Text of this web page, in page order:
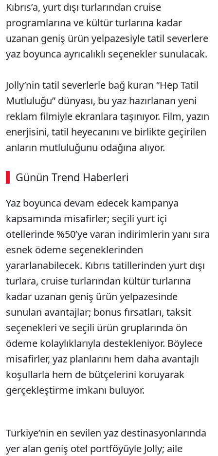
Kıbrıs’a, yurt dışı turlarından cruise
programlarına ve kültür turlarına kadar
uzanan geniş ürün yelpazesiyle tatil severlere
yaz boyunca ayrıcalıklı seçenekler sunulacak.
Jolly’nin tatil severlerle bağ kuran “Hep Tatil
Mutluluğu” dünyası, bu yaz hazırlanan yeni
reklam filmiyle ekranlara taşınıyor. Film, yazın
enerjisini, tatil heyecanını ve birlikte geçirilen
anların mutluluğunu odağına alıyor.
Günün Trend Haberleri
00:02 / 08:15
Yaz boyunca devam edecek kampanya
kapsamında misafirler; seçili yurt içi
otellerinde %50’ye varan indirimlerin yanı sıra
esnek ödeme seçeneklerinden
yararlanabilecek. Kıbrıs tatillerinden yurt dışı
turlara, cruise turlarından kültür turlarına
kadar uzanan geniş ürün yelpazesinde
sunulan avantajlar; bonus fırsatları, taksit
seçenekleri ve seçili ürün gruplarında ön
ödeme kolaylıklarıyla destekleniyor. Böylece
misafirler, yaz planlarını hem daha avantajlı
koşullarla hem de bütçelerini koruyarak
gerçekleştirme imkanı buluyor.
Türkiye’nin en sevilen yaz destinasyonlarında
yer alan geniş otel portföyüyle Jolly; aile